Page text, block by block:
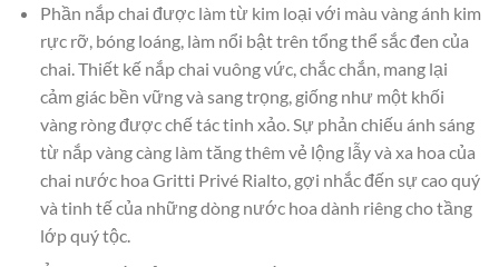
Phần nắp chai được làm từ kim loại với màu vàng ánh kim
rực rỡ, bóng loáng, làm nổi bật trên tổng thể sắc đen của
chai. Thiết kế nắp chai vuông vức, chắc chắn, mang lại
cảm giác bền vững và sang trọng, giống như một khối
vàng ròng được chế tác tinh xảo. Sự phản chiếu ánh sáng
từ nắp vàng càng làm tăng thêm vẻ lộng lẫy và xa hoa của
chai nước hoa Gritti Privé Rialto, gợi nhắc đến sự cao quý
và tinh tế của những dòng nước hoa dành riêng cho tầng
lớp quý tộc.